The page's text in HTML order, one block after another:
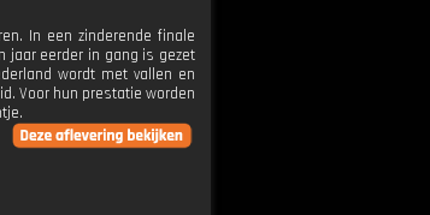
In een zinderende finale
jaar eerder in gang is gezet
wordt met vallen en
Voor hun prestatie worden